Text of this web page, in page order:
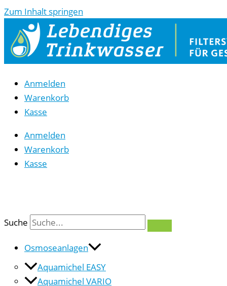
Zum Inhalt springen
Anmelden
Warenkorb
Kasse
Anmelden
Warenkorb
Kasse
Suche
Osmoseanlagen
Aquamichel EASY
Aquamichel VARIO